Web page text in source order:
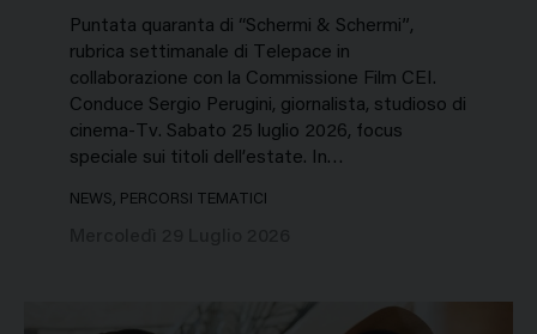
Puntata quaranta di “Schermi & Schermi”,
rubrica settimanale di Telepace in
collaborazione con la Commissione Film CEI.
Conduce Sergio Perugini, giornalista, studioso di
cinema-Tv. Sabato 25 luglio 2026, focus
speciale sui titoli dell’estate. In…
NEWS, PERCORSI TEMATICI